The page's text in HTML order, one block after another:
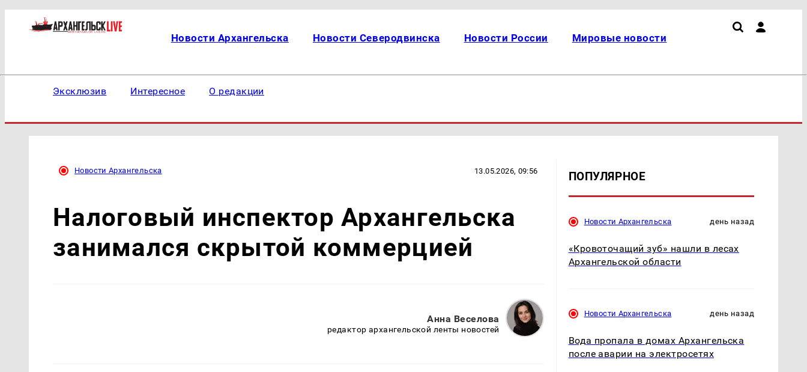
Новости Архангельска Новости Северодвинска Новости России Мировые новости
Эксклюзив Интересное О редакции
Новости Архангельска 13.05.2026, 09:56
Налоговый инспектор Архангельска
занимался скрытой коммерцией
Анна Веселова
редактор архангельской ленты новостей
ПОПУЛЯРНОЕ
Новости Архангельска день назад
«Кровоточащий зуб» нашли в лесах
Архангельской области
Новости Архангельска день назад
Вода пропала в домах Архангельска
после аварии на электросетях